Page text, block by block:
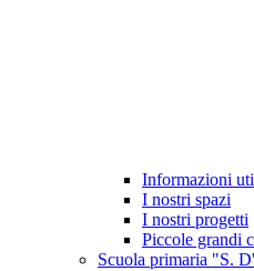
Informazioni
I nostri spazi
I nostri progetti
Piccole grandi
Scuola primaria "S.